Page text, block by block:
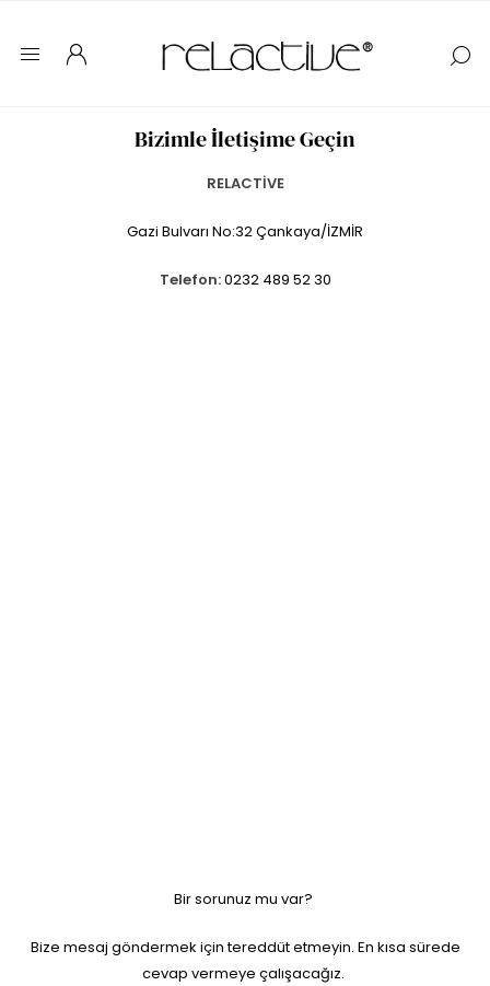
Bizimle İletişime Geçin
RELACTİVE
Gazi Bulvarı No:32 Çankaya/İZMİR
Telefon:0232 489 52 30
Bir sorunuz mu var?
Bize mesaj göndermek için tereddüt etmeyin. En kısa sürede
cevap vermeye çalışacağız.